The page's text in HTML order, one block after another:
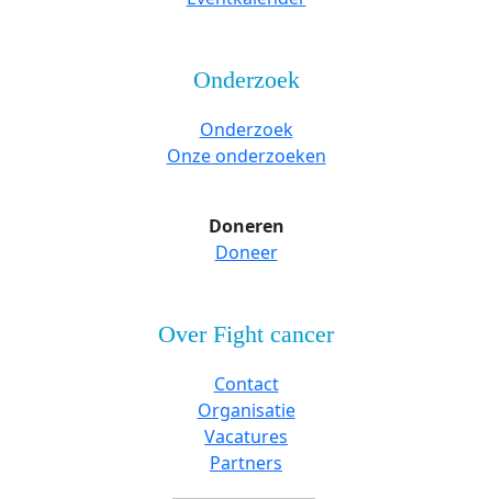
Onderzoek
Onderzoek
Onze onderzoeken
Doneren
Doneer
Over Fight cancer
Contact
Organisatie
Vacatures
Partners